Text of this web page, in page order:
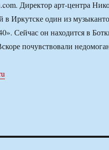
Директор арт-центра
в Иркутске один из
Сейчас он находится в
почувствовали